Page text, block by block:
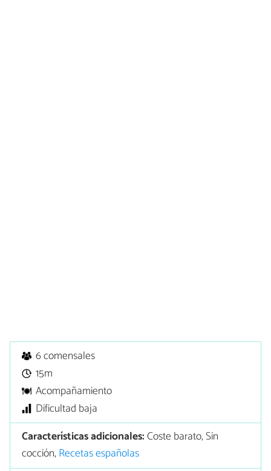
6 comensales
15m
Acompañamiento
Dificultad baja
Características adicionales:Coste barato, Sin
cocción,Recetas españolas